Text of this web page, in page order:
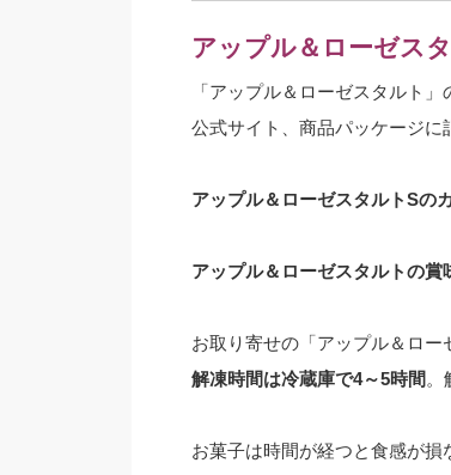
アップル＆ローゼス
「アップル＆ローゼスタルト
公式サイト、商品パッケージに
アップル＆ローゼスタルトSの
アップル＆ローゼスタルトの
お取り寄せの「アップル＆ロー
解凍時間は冷蔵庫で4～5時間 。
お菓子は時間が経つと食感が損